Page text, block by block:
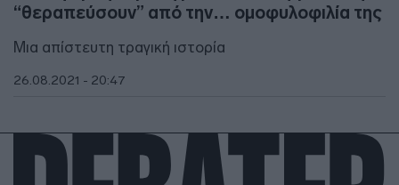
“θεραπεύσουν” από την… ομοφυλοφιλία της
Μια απίστευτη τραγική ιστορία
26.08.2021 - 20:47